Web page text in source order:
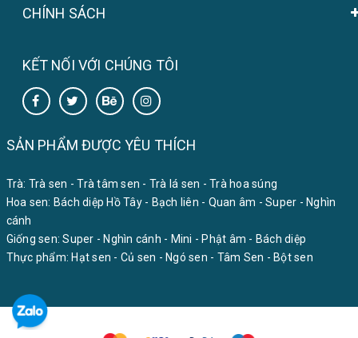
CHÍNH SÁCH
KẾT NỐI VỚI CHÚNG TÔI
SẢN PHẨM ĐƯỢC YÊU THÍCH
Trà: Trà sen - Trà tâm sen - Trà lá sen - Trà hoa súng
Hoa sen: Bách diệp Hồ Tây- Bạch liên - Quan âm - Super - Nghìn
cánh
Giống sen: Super - Nghìn cánh - Mini - Phật âm - Bách diệp
Thực phẩm: Hạt sen - Củ sen - Ngó sen - Tâm Sen - Bột sen